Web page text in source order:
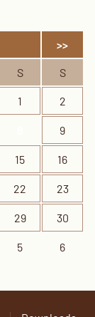
>>
S S
1 2
9
15 16
22 23
29 30
5 6